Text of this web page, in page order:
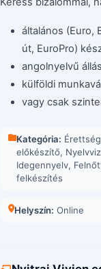
általános (Euro,
út, EuroPro)
angolnyelvű
külföldi
vagy csak
Kategória:
előkészítő,
Idegennyelv,
felkészítés
Helyszín: Online